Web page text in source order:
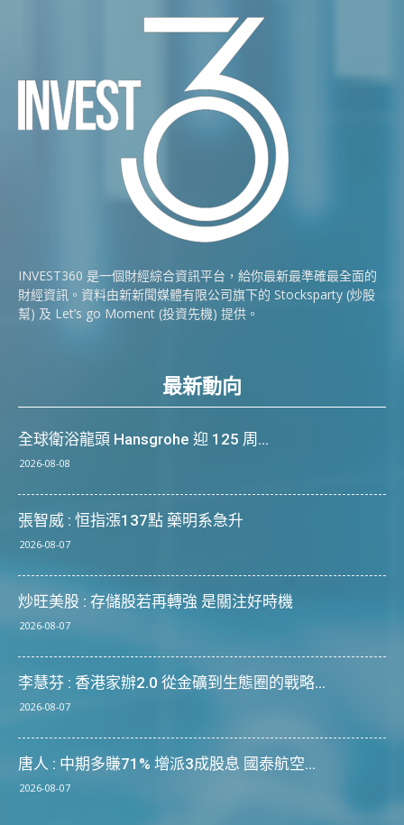
INVEST360 是一個財經綜合資訊平台，給你最新最準確最全面的
財經資訊。資料由新新聞媒體有限公司旗下的 Stocksparty (炒股
幫) 及 Let’s go Moment (投資先機) 提供。
最新動向
全球衛浴龍頭 Hansgrohe 迎 125 周...
2026-08-08
張智威 : 恒指漲137點 藥明系急升
2026-08-07
炒旺美股 : 存儲股若再轉強 是關注好時機
2026-08-07
李慧芬 : 香港家辦2.0 從金礦到生態圈的戰略...
2026-08-07
唐人 : 中期多賺71% 增派3成股息 國泰航空...
2026-08-07